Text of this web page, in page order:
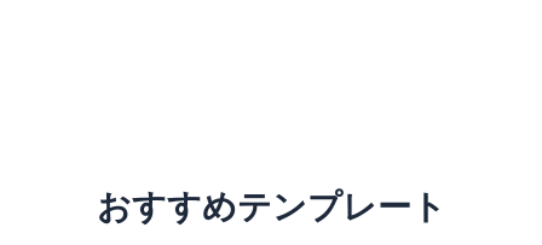
おすすめテンプレート